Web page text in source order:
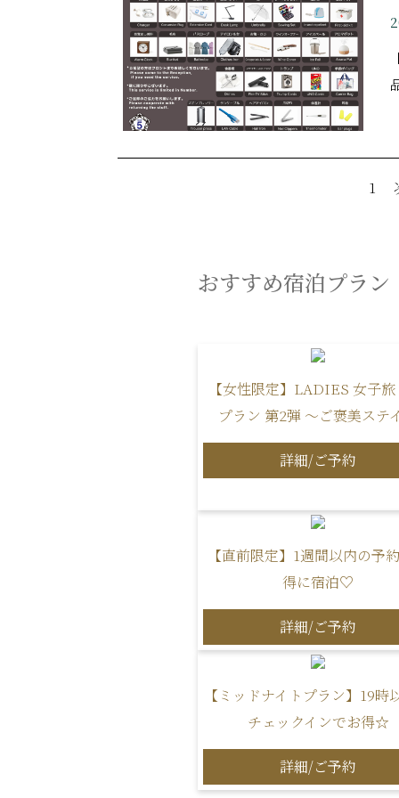
1
おすすめ宿泊プラン
【女性限定】LADIES 女子
プラン 第2弾 ～ご褒美ステ
詳細/ご予約
【直前限定】1週間以内の予
得に宿泊♡
詳細/ご予約
【ミッドナイトプラン】19時
チェックインでお得☆
詳細/ご予約